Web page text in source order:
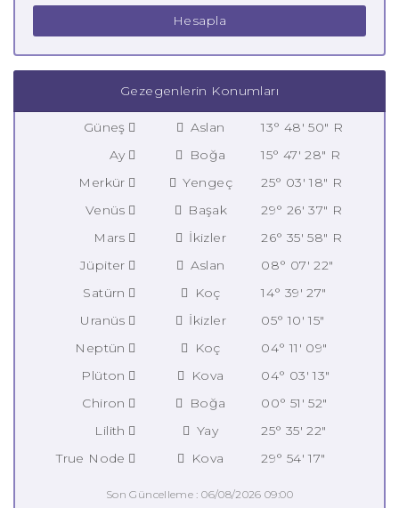
Hesapla
Gezegenlerin Konumları
Güneş Aslan
13° 48' 50" R
Ay
Boğa
15° 47' 28" R
Merkür
Yengeç
25° 03' 18" R
Venüs
Başak
29° 26' 37" R
Mars
İkizler
26° 35' 58" R
Jüpiter
Aslan
08° 07' 22"
Satürn
Koç
14° 39' 27"
Uranüs
İkizler
05° 10' 15"
Neptün
Koç
04° 11' 09"
Plüton
Kova
04° 03' 13"
Chiron
Boğa
00° 51' 52"
Lilith
Yay
25° 35' 22"
True Node
Kova 29° 54' 17"
Son Güncelleme : 06/08/2026 09:00